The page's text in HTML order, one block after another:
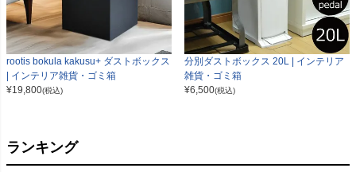
rootis bokula kakusu+ ダストボックス
| インテリア雑貨・ゴミ箱
¥19,800(税込)
分別ダストボックス 20L | インテリア
雑貨・ゴミ箱
¥6,500(税込)
ランキング